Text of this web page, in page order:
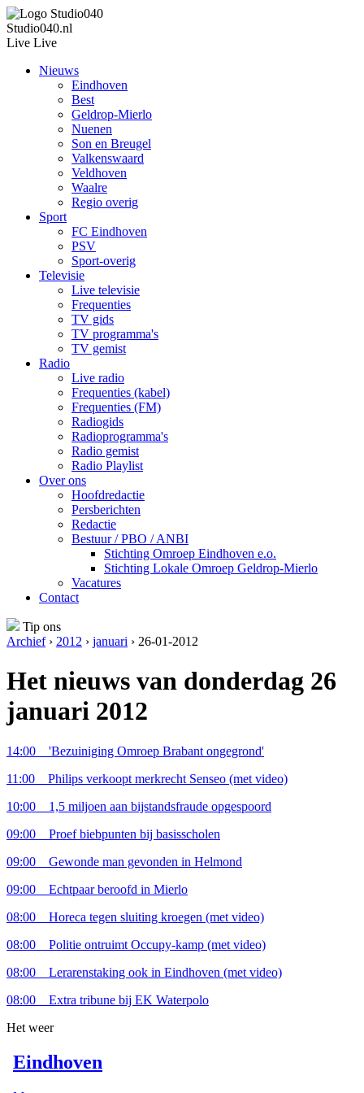
Studio040.nl
Live Live
Nieuws
Eindhoven
Best
Geldrop-Mierlo
Nuenen
Son en Breugel
Valkenswaard
Veldhoven
Waalre
Regio overig
Sport
FC Eindhoven
PSV
Sport-overig
Televisie
Live televisie
Frequenties
TV gids
TV programma's
TV gemist
Radio
Live radio
Frequenties (kabel)
Frequenties (FM)
Radiogids
Radioprogramma's
Radio gemist
Radio Playlist
Over ons
Hoofdredactie
Persberichten
Redactie
Bestuur / PBO / ANBI
Stichting Omroep Eindhoven e.o.
Stichting Lokale Omroep Geldrop-Mierlo
Vacatures
Contact
Tip ons
Archief› 2012 › januari › 26-01-2012
Het nieuws van donderdag 26
januari 2012
14:00 'Bezuiniging Omroep Brabant ongegrond'
11:00 Philips verkoopt merkrecht Senseo (met video)
10:00 1,5 miljoen aan bijstandsfraude opgespoord
09:00 Proef biebpunten bij basisscholen
09:00 Gewonde man gevonden in Helmond
09:00 Echtpaar beroofd in Mierlo
08:00 Horeca tegen sluiting kroegen (met video)
08:00 Politie ontruimt Occupy-kamp (met video)
08:00 Lerarenstaking ook in Eindhoven (met video)
08:00 Extra tribune bij EK Waterpolo
Het weer